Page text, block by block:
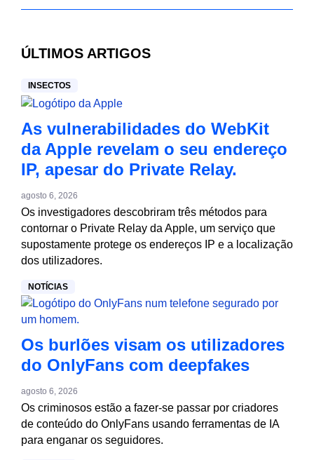
ÚLTIMOS ARTIGOS
INSECTOS
As vulnerabilidades do WebKit
da Apple revelam o seu endereço
IP, apesar do Private Relay.
agosto 6, 2026
Os investigadores descobriram três métodos para
contornar o Private Relay da Apple, um serviço que
supostamente protege os endereços IP e a localização
dos utilizadores.
NOTÍCIAS
Os burlões visam os utilizadores
do OnlyFans com deepfakes
agosto 6, 2026
Os criminosos estão a fazer-se passar por criadores
de conteúdo do OnlyFans usando ferramentas de IA
para enganar os seguidores.